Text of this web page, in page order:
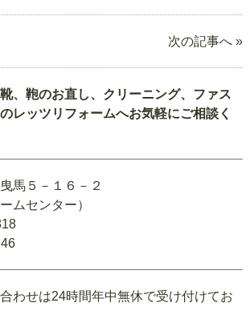
次の記事へ »
、鞄のお直し、クリーニング、ファス
レッツリフォームへお気軽にご相談く
馬５－１６－２
ムセンター）
わせは24時間年中無休で受け付けてお